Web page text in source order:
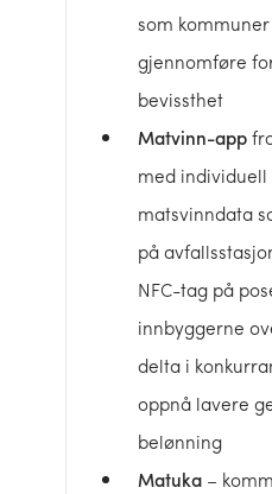
som
gjennomføre
bevissthet
Matvinn-app
med
matsvinndata
på
NFC-tag på
innbyggerne
delta i
oppnå lavere
belønning
Matuka –